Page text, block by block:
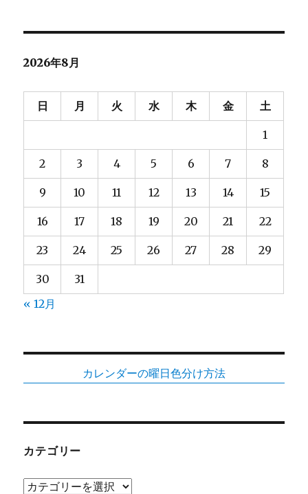
象:
2026年8月
日 月 火 水 木 金 土
1
2 3 4 5 6 7 8
9 10 11 12 13 14 15
16 17 18 19 20 21 22
23 24 25 26 27 28 29
30
31
« 12月
カレンダーの曜日色分け方法
カテゴリー
カ